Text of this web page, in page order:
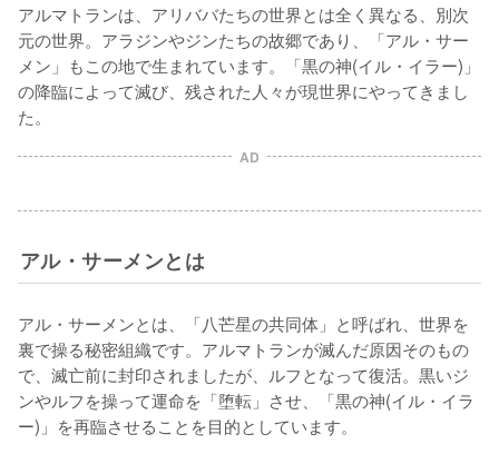
アルマトランは、アリババたちの世界とは全く異なる、別次
元の世界。アラジンやジンたちの故郷であり、「アル・サー
メン」もこの地で生まれています。「黒の神(イル・イラー)」
の降臨によって滅び、残された人々が現世界にやってきまし
た。
AD
アル・サーメンとは
アル・サーメンとは、「八芒星の共同体」と呼ばれ、世界を
裏で操る秘密組織です。アルマトランが滅んだ原因そのもの
で、滅亡前に封印されましたが、ルフとなって復活。黒いジ
ンやルフを操って運命を「堕転」させ、「黒の神(イル・イラ
ー)」を再臨させることを目的としています。